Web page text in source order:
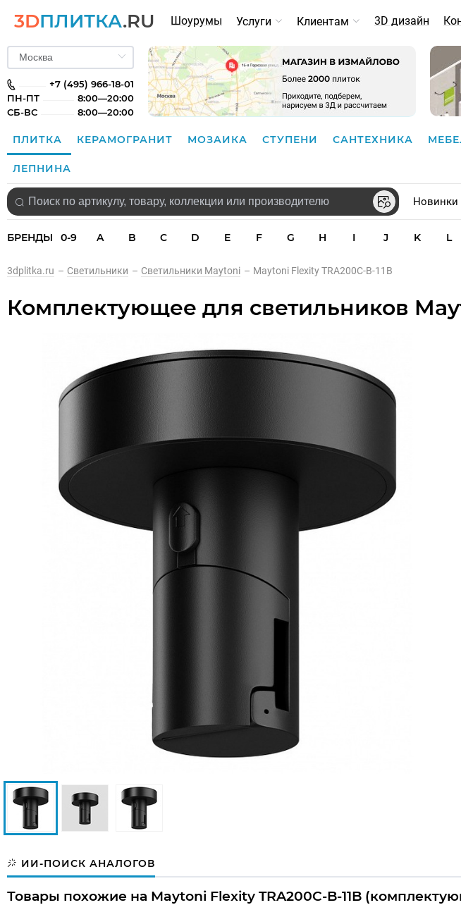
3DПЛИТКА.RU Шоурумы Услуги Клиентам 3D дизайн
+7 (495) 966-18-01
ПН-ПТ
8:00—20:00
СБ-ВС
8:00—20:00
ПЛИТКА КЕРАМОГРАНИТ МОЗАИКА СТУПЕНИ САНТЕХНИКА
ЛЕПНИНА
Новинки
БРЕНДЫ 0-9 A B C D E F G H I J K L
3dplitka.ru – Светильники – Светильники Maytoni – Maytoni Flexity TRA200C-B-11B
Комплектующее для светильников
ИИ-ПОИСК АНАЛОГОВ
Товары похожие на Maytoni Flexity TRA200C-B-11B